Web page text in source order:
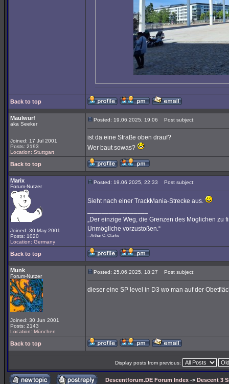
Back to top
Maulwurf
aka Seeker
Joined: 17 Jul 2001
Posts: 2193
Location: Stuttgart
Posted: 19.06.2025, 19:06 Post subject:
ist da eine Straße oben drauf?
Wer baut sowas?
Back to top
Marix
Forum-Nutzer
Joined: 30 May 2001
Posts: 1020
Location: Germany
Posted: 19.06.2025, 22:33 Post subject:
Sieht nach einer TrackMania-Strecke aus.
„Der einzige Weg, die Grenzen des Möglichen
Unmögliche vorzustoßen.“
--Arthur C. Clarke
Back to top
Munk
Forum-Nutzer
Joined: 30 Jun 2001
Posts: 2143
Location: München
Posted: 25.06.2025, 18:27 Post subject:
dieser eine SP level in D3 wo man auf der
Back to top
Display posts from previous:
Descentforum.DE Forum Index -> Descent 3